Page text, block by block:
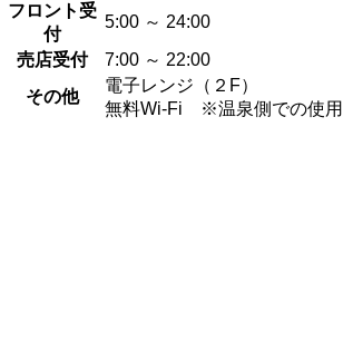
フロント受
付
5:00 ～ 24:00
売店受付
7:00 ～ 22:00
その他
電子レンジ（２F）
無料Wi-Fi ※温泉側での使用